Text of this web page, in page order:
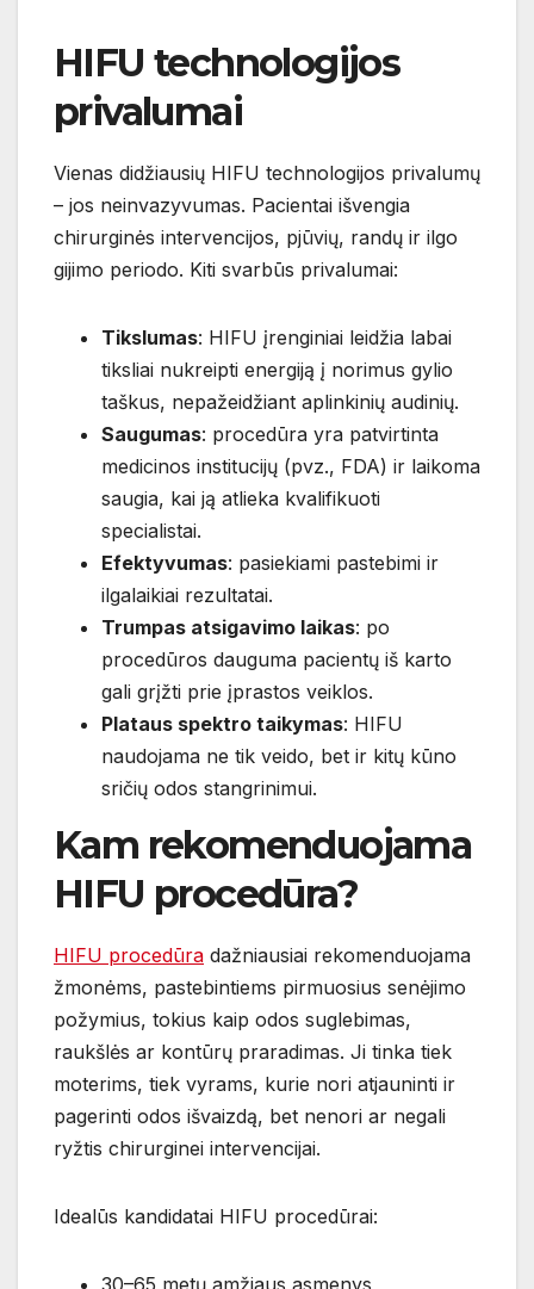
HIFU technologijos
privalumai
Vienas didžiausių HIFU technologijos privalumų
– jos neinvazyvumas. Pacientai išvengia
chirurginės intervencijos, pjūvių, randų ir ilgo
gijimo periodo. Kiti svarbūs privalumai:
Tikslumas: HIFU įrenginiai leidžia labai
tiksliai nukreipti energiją į norimus gylio
taškus, nepažeidžiant aplinkinių audinių.
Saugumas: procedūra yra patvirtinta
medicinos institucijų (pvz., FDA) ir laikoma
saugia, kai ją atlieka kvalifikuoti
specialistai.
Efektyvumas: pasiekiami pastebimi ir
ilgalaikiai rezultatai.
Trumpas atsigavimo laikas: po
procedūros dauguma pacientų iš karto
gali grįžti prie įprastos veiklos.
Plataus spektro taikymas: HIFU
naudojama ne tik veido, bet ir kitų kūno
sričių odos stangrinimui.
Kam rekomenduojama
HIFU procedūra?
HIFU procedūra dažniausiai rekomenduojama
žmonėms, pastebintiems pirmuosius senėjimo
požymius, tokius kaip odos suglebimas,
raukšlės ar kontūrų praradimas. Ji tinka tiek
moterims, tiek vyrams, kurie nori atjauninti ir
pagerinti odos išvaizdą, bet nenori ar negali
ryžtis chirurginei intervencijai.
Idealūs kandidatai HIFU procedūrai:
30–65 metų amžiaus asmenys